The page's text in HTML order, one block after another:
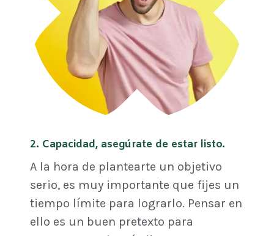
2. Capacidad, asegúrate de estar listo.
A la hora de plantearte un objetivo
serio, es muy importante que fijes un
tiempo límite para lograrlo. Pensar en
ello es un buen pretexto para